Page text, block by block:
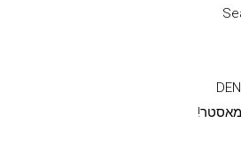
מאסטר!